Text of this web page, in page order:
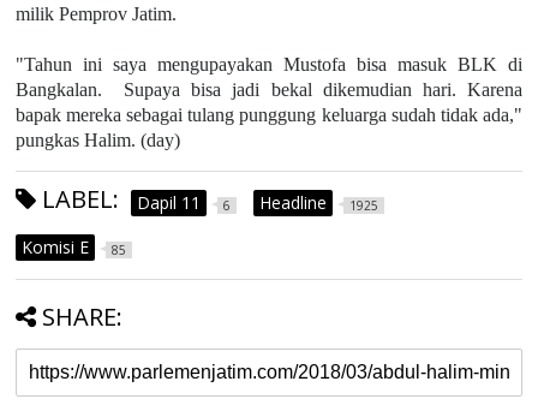
milik Pemprov Jatim.
"Tahun ini saya mengupayakan Mustofa bisa masuk BLK di
Bangkalan. Supaya bisa jadi bekal dikemudian hari. Karena
bapak mereka sebagai tulang punggung keluarga sudah tidak ada,"
pungkas Halim. (day)
LABEL: Dapil 11 6 Headline 1925
Komisi E 85
SHARE: